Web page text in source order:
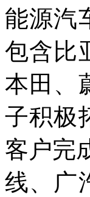
能源汽
包含比
本田、
子积极
客户完
线、广